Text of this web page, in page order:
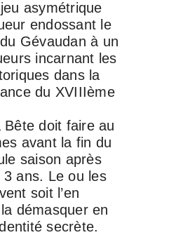
asymétrique
endossant le
Gévaudan à un
incarnant les
dans la
du XVIIIème
Bête doit faire au
avant la fin du
saison après
ans. Le ou les
soit l’en
démasquer en
secrète.